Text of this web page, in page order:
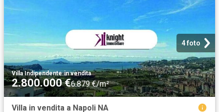
4 foto
Villa Indipendente·in vendita
2.800.000 €6.879 €/m²
Villa in vendita a Napoli NA